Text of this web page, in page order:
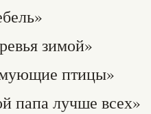
зимой»
птицы»
папа лучше всех»